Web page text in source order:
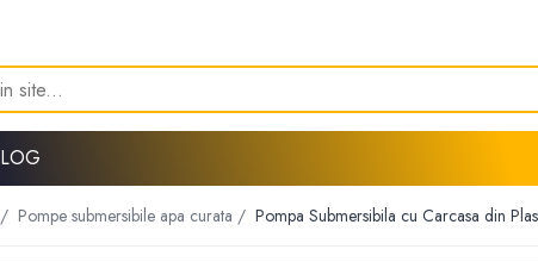
/ Pompe submersibile apa curata / Pompa Submersibila cu Carcasa din